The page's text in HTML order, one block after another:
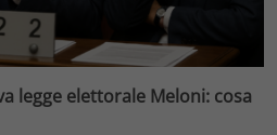
legge elettorale Meloni: cosa